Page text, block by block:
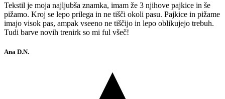
Tekstil je moja najljubša znamka, imam že 3 njihove pajkice in še
pižamo. Kroj se lepo prilega in ne tišči okoli pasu. Pajkice in pižame
imajo visok pas, ampak vseeno ne tiščijo in lepo oblikujejo trebuh.
Tudi barve novih trenirk so mi ful všeč!
Ana D.N.